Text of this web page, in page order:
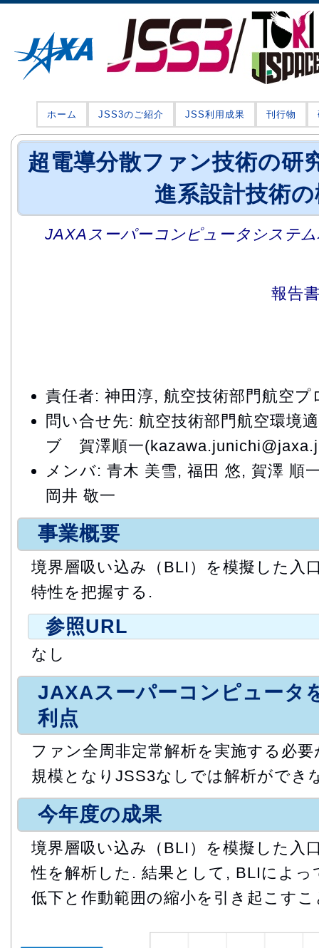
ホーム JSS3のご紹介 JSS利用成果 刊行物
超電導分散ファン技術の研
進系設計技術
JAXAスーパーコンピュータシステ
報告
責任者: 神田淳, 航空技術部門航空
問い合せ先: 航空技術部門航空環境
ブ 賀澤順一
メンバ: 青木 美雪, 福田 悠, 賀澤 順
岡井 敬一
事業概要
境界層吸い込み（BLI）を模擬した入
特性を把握する.
参照URL
なし
JAXAスーパーコンピュータ
利点
ファン全周非定常解析を実施する必
規模となりJSS3なしでは解析ができ
今年度の成果
境界層吸い込み（BLI）を模擬した入
性を解析した. 結果として, BLIによっ
低下と作動範囲の縮小を引き起こす